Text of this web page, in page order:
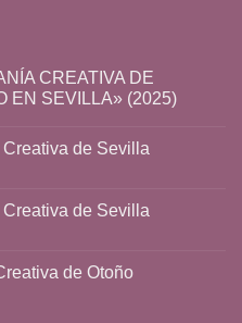
CREATIVA DE
EN SEVILLA» (2025)
Creativa de Sevilla
Creativa de Sevilla
de Otoño